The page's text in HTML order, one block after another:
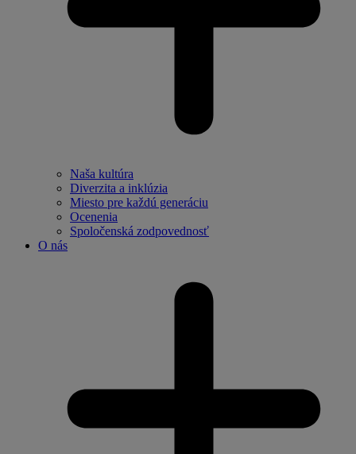
Naša kultúra
Diverzita a inklúzia
Miesto pre každú generáciu
Ocenenia
Spoločenská zodpovednosť
O nás